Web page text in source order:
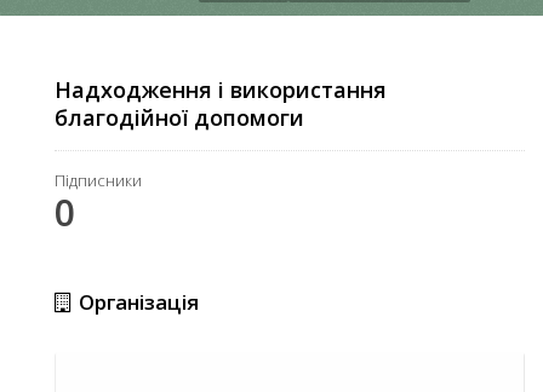
Надходження і використання
благодійної допомоги
Підписники
0
Організація